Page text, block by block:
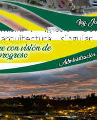
La Magdalena, está
sur y a 079° 04’
m.s.n.m. Iglesia
arquitectura
extremo (Down Hill),
Torneado, el
Cantón Chimbo -
información puede
Rural Parroquial
Presidente GAD Rural
288 de lunes a viernes.